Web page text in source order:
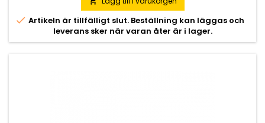
 Artikeln är tillfälligt slut. Beställning kan läggas och
leverans sker när varan åter är i lager.